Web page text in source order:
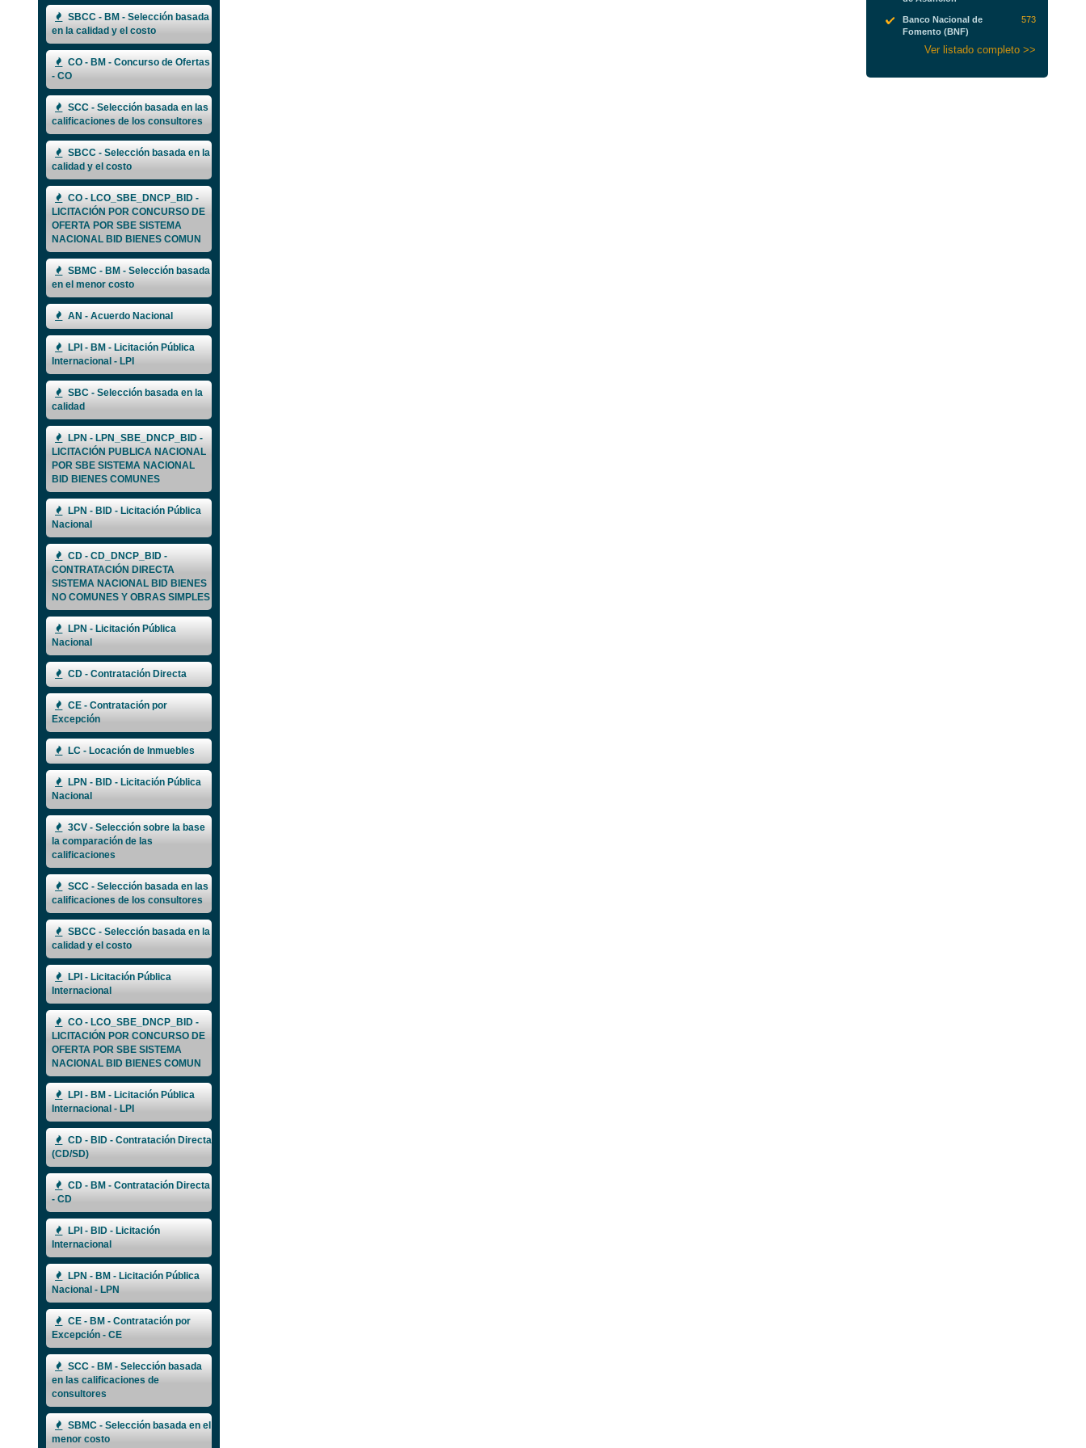
SBCC - BM - Selección basada
en la calidad y el costo
CO - BM - Concurso de Ofertas
- CO
SCC - Selección basada en las
calificaciones de los consultores
SBCC - Selección basada en la
calidad y el costo
CO - LCO_SBE_DNCP_BID -
LICITACIÓN POR CONCURSO DE
OFERTA POR SBE SISTEMA
NACIONAL BID BIENES COMUN
SBMC - BM - Selección basada
en el menor costo
AN - Acuerdo Nacional
LPI - BM - Licitación Pública
Internacional - LPI
SBC - Selección basada en la
calidad
LPN - LPN_SBE_DNCP_BID -
LICITACIÓN PUBLICA NACIONAL
POR SBE SISTEMA NACIONAL
BID BIENES COMUNES
LPN - BID - Licitación Pública
Nacional
CD - CD_DNCP_BID -
CONTRATACIÓN DIRECTA
SISTEMA NACIONAL BID BIENES
NO COMUNES Y OBRAS SIMPLES
LPN - Licitación Pública
Nacional
CD - Contratación Directa
CE - Contratación por
Excepción
LC - Locación de Inmuebles
LPN - BID - Licitación Pública
Nacional
3CV - Selección sobre la base
la comparación de las
calificaciones
SCC - Selección basada en las
calificaciones de los consultores
SBCC - Selección basada en la
calidad y el costo
LPI - Licitación Pública
Internacional
CO - LCO_SBE_DNCP_BID -
LICITACIÓN POR CONCURSO DE
OFERTA POR SBE SISTEMA
NACIONAL BID BIENES COMUN
LPI - BM - Licitación Pública
Internacional - LPI
CD - BID - Contratación Directa
(CD/SD)
CD - BM - Contratación Directa
- CD
LPI - BID - Licitación
Internacional
LPN - BM - Licitación Pública
Nacional - LPN
CE - BM - Contratación por
Excepción - CE
SCC - BM - Selección basada
en las calificaciones de
consultores
SBMC - Selección basada en el
menor costo
Banco Nacional de
Fomento (BNF)
573
Ver listado completo >>